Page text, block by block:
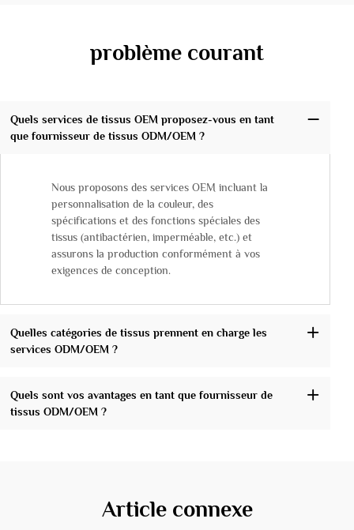
problème courant
Quels services de tissus OEM proposez-vous en tant
que fournisseur de tissus ODM/OEM ?
Nous proposons des services OEM incluant la
personnalisation de la couleur, des
spécifications et des fonctions spéciales des
tissus (antibactérien, imperméable, etc.) et
assurons la production conformément à vos
exigences de conception.
Quelles catégories de tissus prennent en charge les
services ODM/OEM ?
Quels sont vos avantages en tant que fournisseur de
tissus ODM/OEM ?
Article connexe